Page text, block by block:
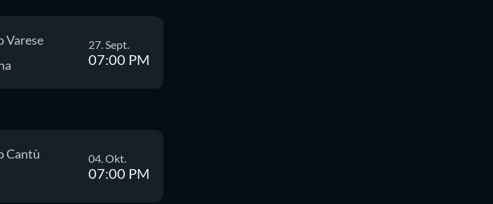
Varese
27. Sept.
07:00 PM
Cantù
04. Okt.
07:00 PM